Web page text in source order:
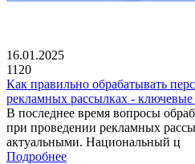
16.01.2025
1120
Как правильно обрабатывать
рекламных рассылках -
В последнее время вопросы
при проведении рекламных
актуальными. Национальный ц
Подробнее